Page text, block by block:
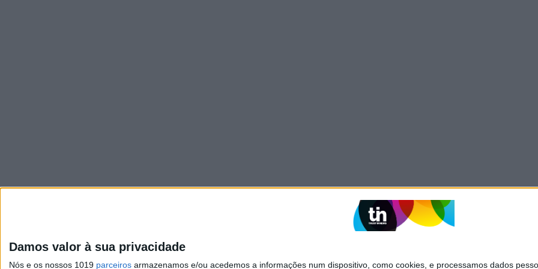
Damos valor à sua privacidade
Nós e os nossos 1019 parceiros armazenamos e/ou acedemos a informações num dispositivo, como cookies, e processamos dados